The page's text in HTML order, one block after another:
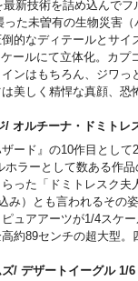
お願いいたします～
すため、大幅に遅れや
うち「\40,000」を内金
いただきます）。
に支払いいただきます。
約後に別途内金のご案
指示をお願いします。
ンセルは一切受付でき
新技術を詰め込んで
た未曽有の生物災害
的なディテールとサイ
ールにて立体化。カプ
ンはもちろん、ジワ
美しく精悍な真顔、恐
に照らし出された荒廃
迫まります。ゲーム世
お願いいたします～
すため、大幅に遅れや
うち「\30,000」を内金
いただきます）。
/ オルチーナ・ドミト
ード』の10作目として
ラーとして数ある作
った「ドミトレスク夫
み）とも言われるその
ュアアーツが1/4スケ
約89センチの超大型。
んと着脱可能と、意外
/ デザートイーグル 1/